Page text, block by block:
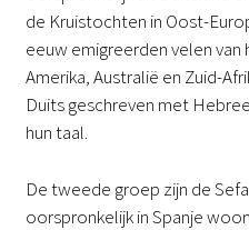
de Kruistochten in Oost-
eeuw emigreerden velen van
Amerika, Australië en Zuid-
Duits geschreven met
hun taal.
De tweede groep zijn de
oorspronkelijk in Spanje